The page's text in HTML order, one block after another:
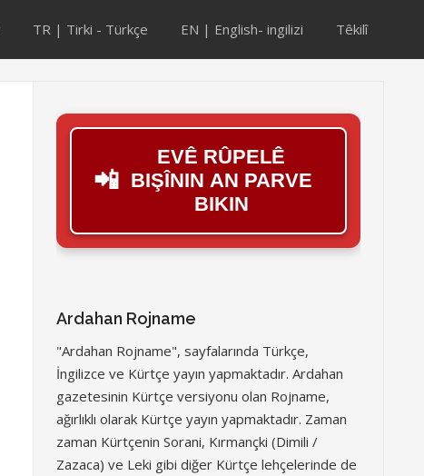
TR | Tirki - Türkçe EN | English- ingilizi Têkilî
📲
EVÊ RÛPELÊ
BIŞÎNIN AN PARVE
BIKIN
Ardahan Rojname
"Ardahan Rojname", sayfalarında Türkçe,
İngilizce ve Kürtçe yayın yapmaktadır. Ardahan
gazetesinin Kürtçe versiyonu olan Rojname,
ağırlıklı olarak Kürtçe yayın yapmaktadır. Zaman
zaman Kürtçenin Sorani, Kırmançki (Dimili /
Zazaca) ve Leki gibi diğer Kürtçe lehçelerinde de